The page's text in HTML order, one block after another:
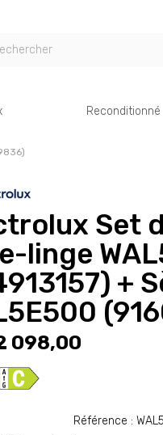
Set
linge
+
098,00
Référence :